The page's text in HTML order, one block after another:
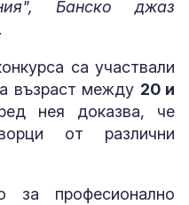
Банско джаз
.
са участвали
възраст между 20 и
нея доказва, че
от различни
професионално